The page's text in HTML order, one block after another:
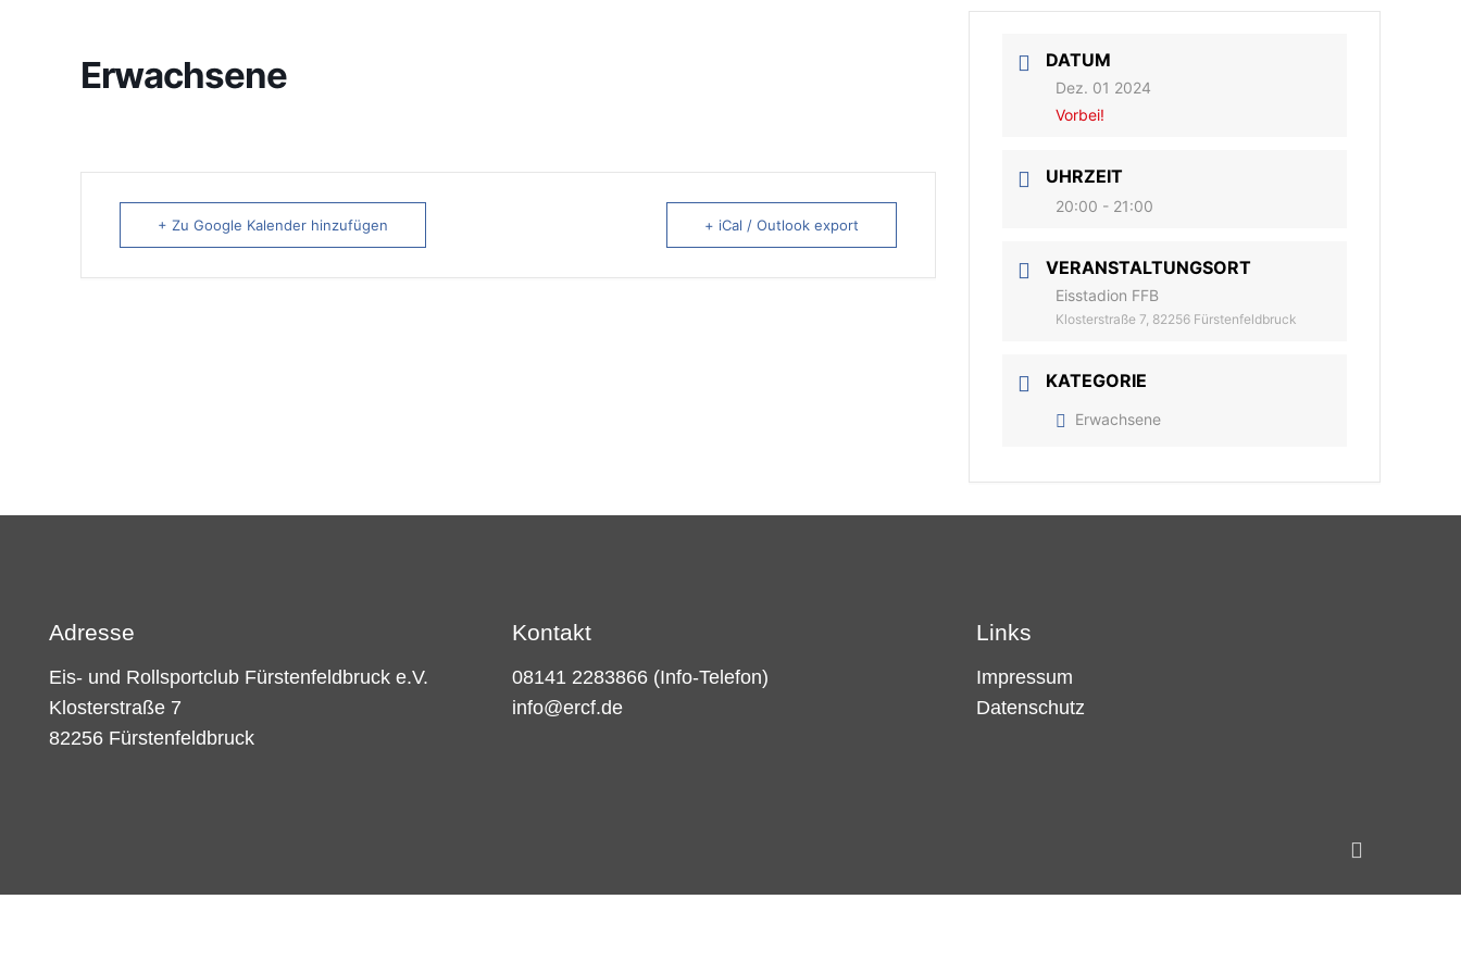
Erwachsene
+ Zu Google Kalender hinzufügen + iCal / Outlook export
DATUM
Dez. 01 2024
Vorbei!
UHRZEIT
20:00 - 21:00
VERANSTALTUNGSORT
Eisstadion FFB
Klosterstraße 7, 82256 Fürstenfeldbruck
KATEGORIE
Erwachsene
Adresse
Eis- und Rollsportclub Fürstenfeldbruck e.V.
Klosterstraße 7
82256 Fürstenfeldbruck
Kontakt
08141 2283866 (Info-Telefon)
info@ercf.de
Links
Impressum
Datenschutz